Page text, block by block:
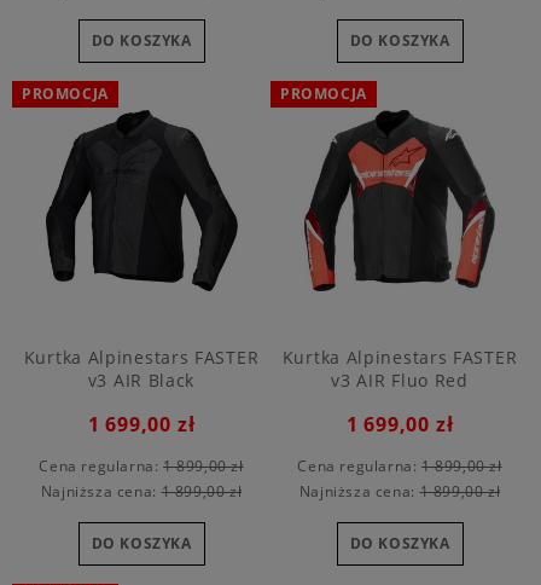
DO KOSZYKA DO KOSZYKA
Kurtka Alpinestars FASTER
v3 AIR Black
1 699,00 zł
Cena regularna: 1 899,00 zł
Najniższa cena:1 899,00 zł
DO KOSZYKA
PROMOCJA
Kurtka Alpinestars FASTER
v3 AIR Fluo Red
1 699,00 zł
Cena regularna: 1 899,00 zł
Najniższa cena:1 899,00 zł
DO KOSZYKA
PROMOCJA